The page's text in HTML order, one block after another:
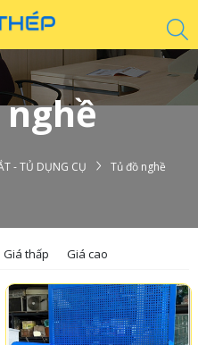
- TỦ DỤNG CỤ Tủ đồ nghề
Giá thấp Giá cao